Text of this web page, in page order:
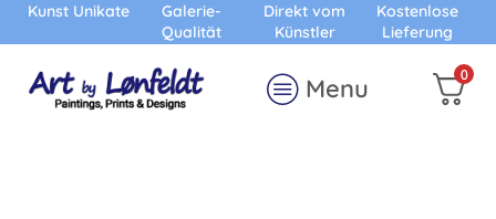
Kunst Unikate
Galerie-
Qualität
Direkt vom
Künstler
Kostenlose
Lieferung
Menu 0